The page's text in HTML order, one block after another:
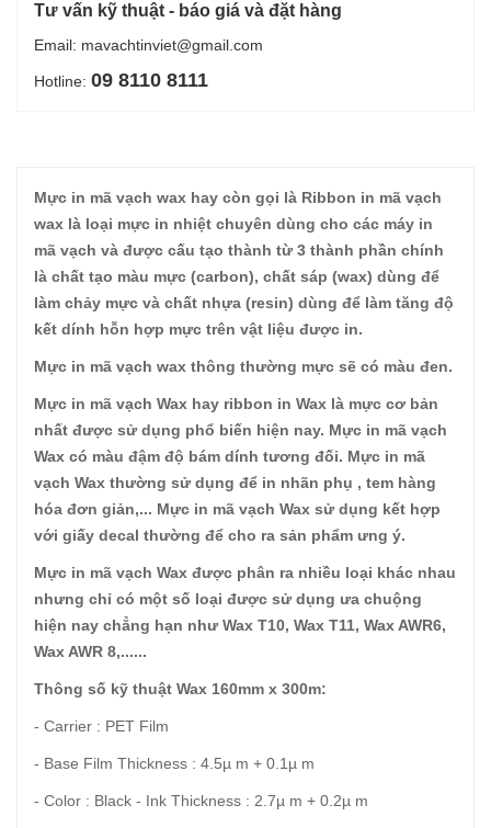
Tư vấn kỹ thuật - báo giá và đặt hàng
Email: mavachtinviet@gmail.com
Hotline: 09 8110 8111
Mực in mã vạch wax hay còn gọi là Ribbon in mã vạch
wax là loại mực in nhiệt chuyên dùng cho các máy in
mã vạch và được cấu tạo thành từ 3 thành phần chính
là chất tạo màu mực (carbon), chất sáp (wax) dùng để
làm chảy mực và chất nhựa (resin) dùng để làm tăng độ
kết dính hỗn hợp mực trên vật liệu được in.
Mực in mã vạch wax thông thường mực sẽ có màu đen.
Mực in mã vạch Wax hay ribbon in Wax là mực cơ bản
nhất được sử dụng phổ biến hiện nay. Mực in mã vạch
Wax có màu đậm độ bám dính tương đối. Mực in mã
vạch Wax thường sử dụng để in nhãn phụ , tem hàng
hóa đơn giản,... Mực in mã vạch Wax sử dụng kết hợp
với giấy decal thường để cho ra sản phẩm ưng ý.
Mực in mã vạch Wax được phân ra nhiều loại khác nhau
nhưng chỉ có một số loại được sử dụng ưa chuộng
hiện nay chẳng hạn như Wax T10, Wax T11, Wax AWR6,
Wax AWR 8,......
Thông số kỹ thuật Wax 160mm x 300m:
- Carrier : PET Film
- Base Film Thickness : 4.5µ m + 0.1µ m
- Color : Black - Ink Thickness : 2.7µ m + 0.2µ m